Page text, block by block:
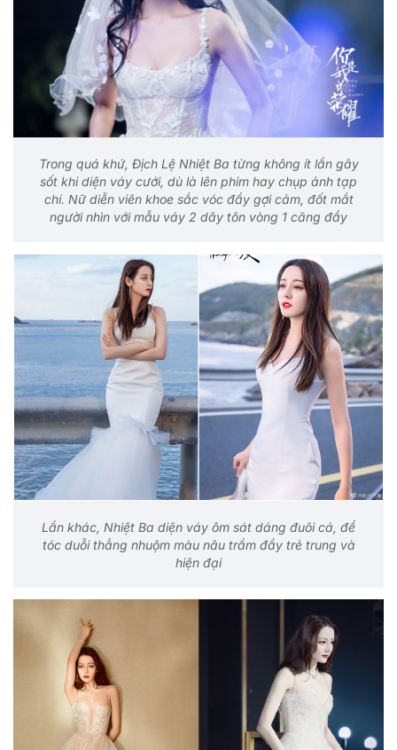
Trong quá khứ, Địch Lệ Nhiệt Ba từng không ít lần gây
sốt khi diện váy cưới, dù là lên phim hay chụp ảnh tạp
chí. Nữ diễn viên khoe sắc vóc đầy gợi cảm, đốt mắt
người nhìn với mẫu váy 2 dây tôn vòng 1 căng đầy
Lần khác, Nhiệt Ba diện váy ôm sát dáng đuôi cá, để
tóc duỗi thẳng nhuộm màu nâu trầm đầy trẻ trung và
hiện đại